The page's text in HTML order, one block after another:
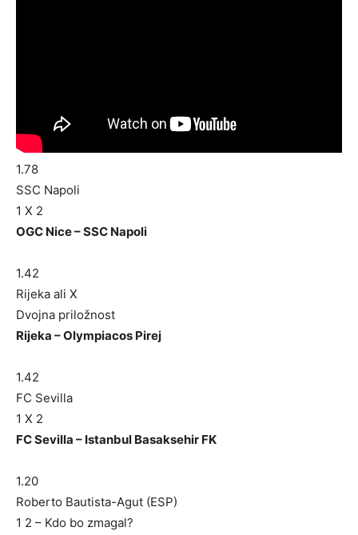
1.78
SSC Napoli
1 X 2
OGC Nice – SSC Napoli
1.42
Rijeka ali X
Dvojna priložnost
Rijeka – Olympiacos Pirej
1.42
FC Sevilla
1 X 2
FC Sevilla – Istanbul Basaksehir FK
1.20
Roberto Bautista-Agut (ESP)
1 2 – Kdo bo zmagal?